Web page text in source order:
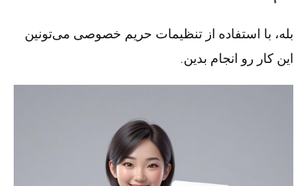
بله، با استفاده از تنظیمات حریم خصوصی می‌تونین
این کار رو انجام بدین.